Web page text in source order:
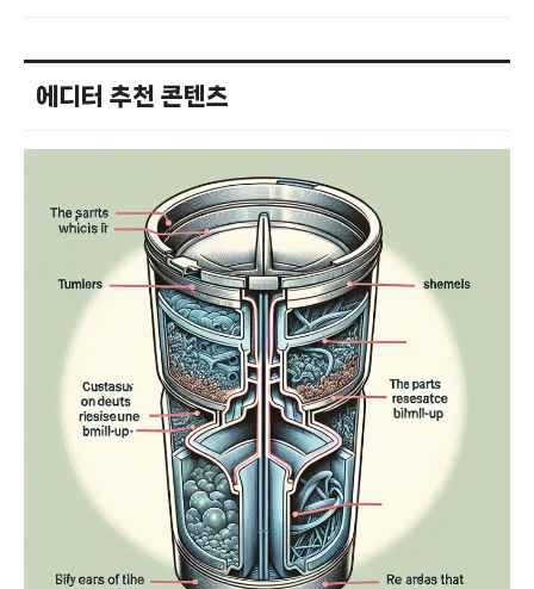
에디터 추천 콘텐츠